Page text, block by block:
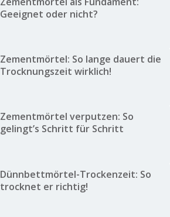
Geeignet oder nicht?
Zementmörtel: So lange dauert die
Trocknungszeit wirklich!
Zementmörtel verputzen: So
gelingt’s Schritt für Schritt
Dünnbettmörtel-Trockenzeit: So
trocknet er richtig!